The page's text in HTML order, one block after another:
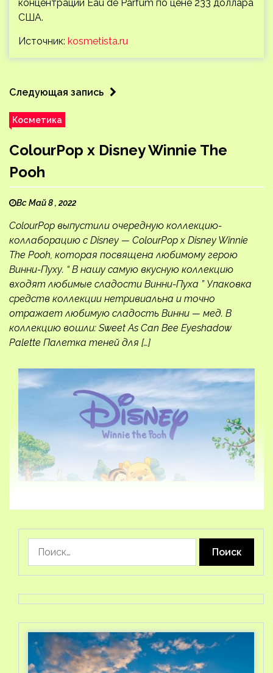
концентрации Eau de Parfum по цене 233 доллара
США.
Источник: kosmetista.ru
Следующая запись
Косметика
ColourPop х Disney Winnie The
Pooh
Вс Май 8 , 2022
ColourPop выпустили очередную коллекцию-
коллаборацию с Disney — ColourPop x Disney Winnie
The Pooh, которая посвящена любимому герою
Винни-Пуху. “ В нашу самую вкусную коллекцию
входят любимые сладости Винни-Пуха ” Упаковка
средств коллекции нетривиальна и точно
отражает любимую сладость Винни — мед. В
коллекцию вошли: Sweet As Can Bee Eyeshadow
Palette Палетка теней для […]